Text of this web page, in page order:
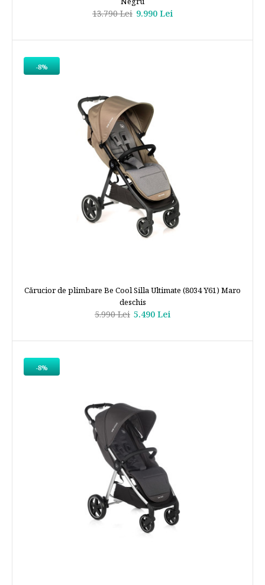
13.790 Lei 9.990 Lei
-8%
Cărucior de plimbare Be Cool Silla Ultimate (8034 Y61) Maro
deschis
5.990 Lei 5.490 Lei
-8%